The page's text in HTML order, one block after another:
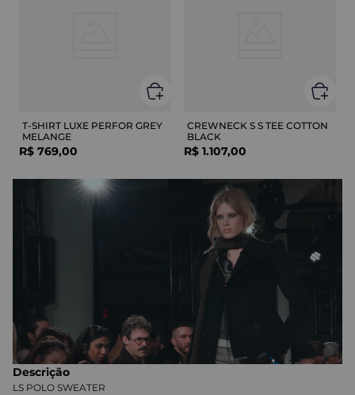
T-SHIRT LUXE PERFOR GREY
MELANGE
R$ 769,00
CREWNECK S S TEE COTTON
BLACK
R$ 1.107,00
Descrição
LS POLO SWEATER